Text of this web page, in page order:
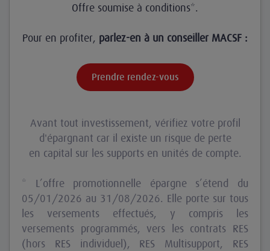
Offre soumise à conditions*.
Pour en profiter, parlez-en à un conseiller MACSF :
Prendre rendez-vous
Avant tout investissement, vérifiez votre profil
d'épargnant car il existe un risque de perte
en capital sur les supports en unités de compte.
* L’offre promotionnelle épargne s’étend du
05/01/2026 au 31/08/2026. Elle porte sur tous
les versements effectués, y compris les
versements programmés, vers les contrats RES
(hors RES individuel), RES Multisupport, RES